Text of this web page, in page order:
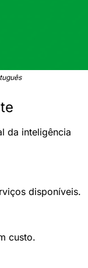
da inteligência
disponíveis.
custo.